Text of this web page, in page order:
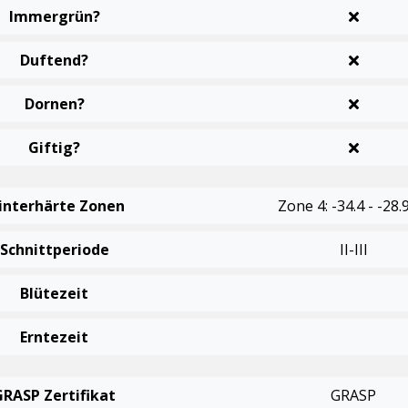
Immergrün?
Duftend?
Dornen?
Giftig?
Zonen Zone 4: -34.4 - -
Schnittperiode II-III
Blütezeit
Erntezeit
Zertifikat GRASP